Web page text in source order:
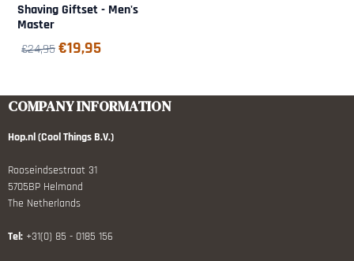
Shaving Giftset - Men's
Master
€24,95€19,95
COMPANY INFORMATION
Hop.nl (Cool Things B.V.)
Rooseindsestraat 31
5705BP Helmond
The Netherlands
Tel: +31(0) 85 - 0185 156